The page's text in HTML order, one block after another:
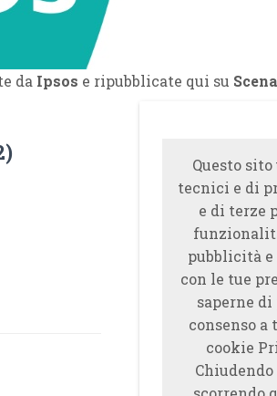
da Ipsos e ripubblicate qui su
Questo
tecnici e di
e di terze
pubblicità
con le tue
saperne
consenso
cookie
Chiudendo